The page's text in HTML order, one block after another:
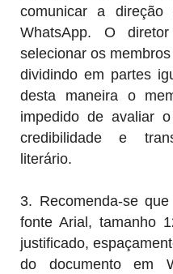
comunicar a
WhatsApp. O diretor
selecionar os
dividindo em partes
desta maneira o
impedido de avaliar
credibilidade e
literário.
3. Recomenda-se
fonte Arial, tamanho
justificado,
do documento em